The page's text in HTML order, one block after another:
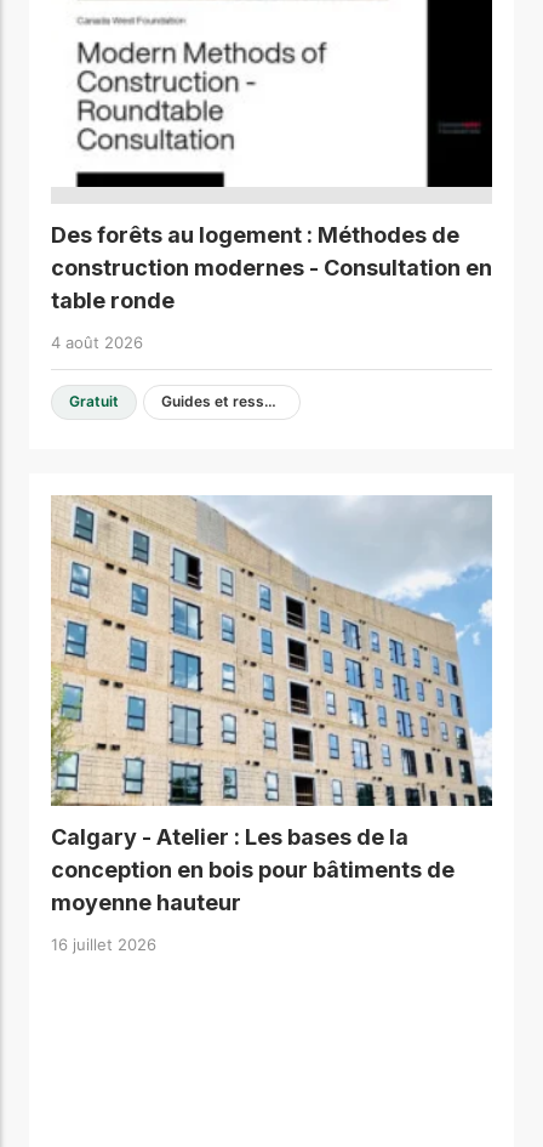
Des forêts au logement : Méthodes de
construction modernes - Consultation en
table ronde
4 août 2026
Gratuit Guides et ressources de conception
Calgary - Atelier : Les bases de la
conception en bois pour bâtiments de
moyenne hauteur
16 juillet 2026